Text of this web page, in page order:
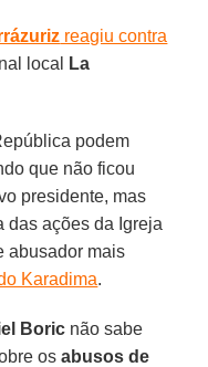
reagiu contra
local
La
podem
que não ficou
presidente, mas
das ações da Igreja
abusador mais
Karadima.
Boric não sabe
osabusos de